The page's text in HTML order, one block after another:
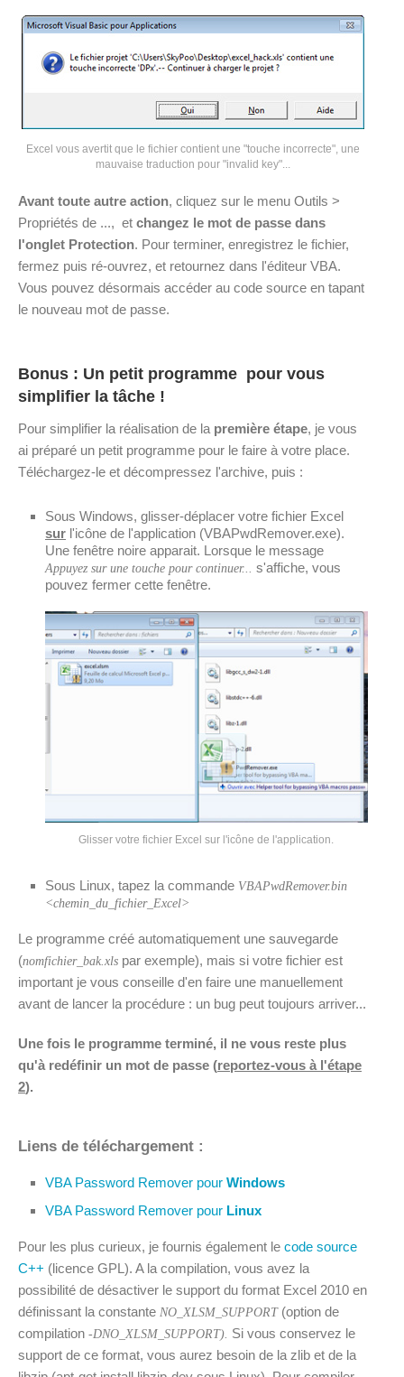
Excel vous avertit que le fichier contient une "touche incorrecte", une
mauvaise traduction pour "invalid key"...
Avant toute autre action, cliquez sur le menu Outils >
Propriétés de ..., et changez le mot de passe dans
l'onglet Protection. Pour terminer, enregistrez le fichier,
fermez puis ré-ouvrez, et retournez dans l'éditeur VBA.
Vous pouvez désormais accéder au code source en tapant
le nouveau mot de passe.
Bonus : Un petit programme pour vous
simplifier la tâche !
Pour simplifier la réalisation de la première étape, je vous
ai préparé un petit programme pour le faire à votre place.
Téléchargez-le et décompressez l'archive, puis :
Sous Windows, glisser-déplacer votre fichier Excel
sur l'icône de l'application (VBAPwdRemover.exe).
Une fenêtre noire apparait. Lorsque le message
Appuyez sur une touche pour continuer... s'affiche, vous
pouvez fermer cette fenêtre.
Glisser votre fichier Excel sur l'icône de l'application.
Sous Linux, tapez la commande VBAPwdRemover.bin
<chemin_du_fichier_Excel>
Le programme créé automatiquement une sauvegarde
(nomfichier_bak.xls par exemple), mais si votre fichier est
important je vous conseille d'en faire une manuellement
avant de lancer la procédure : un bug peut toujours arriver...
Une fois le programme terminé, il ne vous reste plus
qu'à redéfinir un mot de passe (reportez-vous à l'étape
2).
Liens de téléchargement :
VBA Password Remover pour Windows
VBA Password Remover pour Linux
Pour les plus curieux, je fournis également le code source
C++ (licence GPL). A la compilation, vous avez la
possibilité de désactiver le support du format Excel 2010 en
définissant la constante NO_XLSM_SUPPORT(option de
compilation -DNO_XLSM_SUPPORT). Si vous conservez le
support de ce format, vous aurez besoin de la zlib et de la